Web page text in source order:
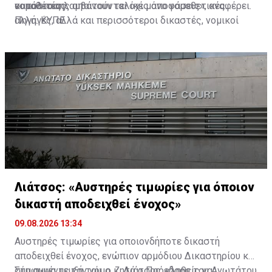
νομοθεσίας.
οι πολίτες λαμβάνουν τελικές αποφάσεις», αναφέρει.
κατάστασης απαιτούνται όχι μόνο νομοθετικές
αλλαγές, αλλά και περισσότεροι δικαστές, νομικοί
σύγχρονη διοίκηση των δικαστηρίων.
Πηγή: ΚΥΠΕ
Λιάτσος: «Αυστηρές τιμωρίες για όποιον
δικαστή αποδειχθεί ένοχος»
09.08.2026 13:34
Αυστηρές τιμωρίες για οποιονδήποτε δικαστή
αποδειχθεί ένοχος, ενώπιον αρμόδιου Δικαστηρίου και